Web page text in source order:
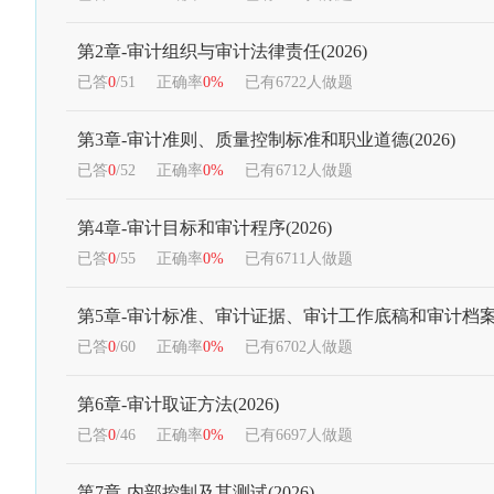
第2章-审计组织与审计法律责任(2026)
已答0/51 正确率0% 已有6722人做题
第3章-审计准则、质量控制标准和职业道德(2026)
已答0/52 正确率0% 已有6712人做题
第4章-审计目标和审计程序(2026)
已答0/55 正确率0% 已有6711人做题
第5章-审计标准、审计证据、审计工作底稿和审计档
已答0/60 正确率0% 已有6702人做题
第6章-审计取证方法(2026)
已答0/46 正确率0% 已有6697人做题